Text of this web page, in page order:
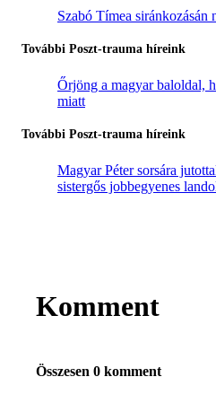
Szabó Tímea siránkozásán
További Poszt-trauma híreink
Őrjöng a magyar baloldal,
miatt
További Poszt-trauma híreink
Magyar Péter sorsára
sistergős jobbegyenes
Komment
Összesen 0 komment